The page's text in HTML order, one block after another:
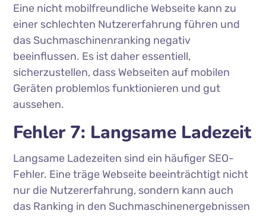
Eine nicht mobilfreundliche Webseite kann zu
einer schlechten Nutzererfahrung führen und
das Suchmaschinenranking negativ
beeinflussen. Es ist daher essentiell,
sicherzustellen, dass Webseiten auf mobilen
Geräten problemlos funktionieren und gut
aussehen.
Fehler 7: Langsame Ladezeit
Langsame Ladezeiten sind ein häufiger SEO-
Fehler. Eine träge Webseite beeinträchtigt nicht
nur die Nutzererfahrung, sondern kann auch
das Ranking in den Suchmaschinenergebnissen